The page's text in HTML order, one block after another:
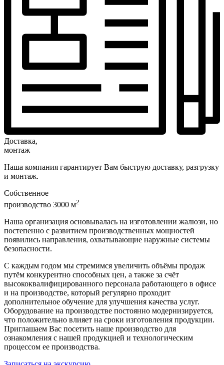
Доставка,
монтаж
Наша компания гарантирует Вам быструю доставку, разгрузку
и монтаж.
Собственное
производство 3000 м2
Наша организация основывалась на изготовлении жалюзи, но
постепенно с развитием производственных мощностей
появились направления, охватывающие наружные системы
безопасности.
С каждым годом мы стремимся увеличить объёмы продаж
путём конкурентно способных цен, а также за счёт
высококвалифицированного персонала работающего в офисе
и на производстве, который регулярно проходит
дополнительное обучение для улучшения качества услуг.
Оборудование на производстве постоянно модернизируется,
что положительно влияет на сроки изготовления продукции.
Приглашаем Вас посетить наше производство для
ознакомления с нашей продукцией и технологическим
процессом ее производства.